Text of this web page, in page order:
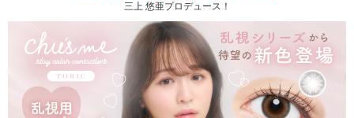
三上 悠亜プロデュース！